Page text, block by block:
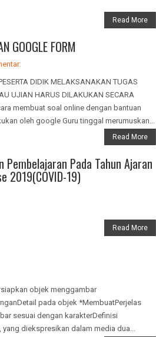
Read More
GOOGLE FORM
DIDIK MELAKSANAKAN TUGAS
UJIAN HARUS DILAKUKAN SECARA
membuat soal online dengan bantuan
oleh google Guru tinggal merumuskan...
Read More
Pembelajaran Pada Tahun Ajaran
2019(COVID-19)
Read More
objek menggambar
pada objek *MembuatPerjelas
sesuai dengan karakterDefinisi
diekspresikan dalam media dua...